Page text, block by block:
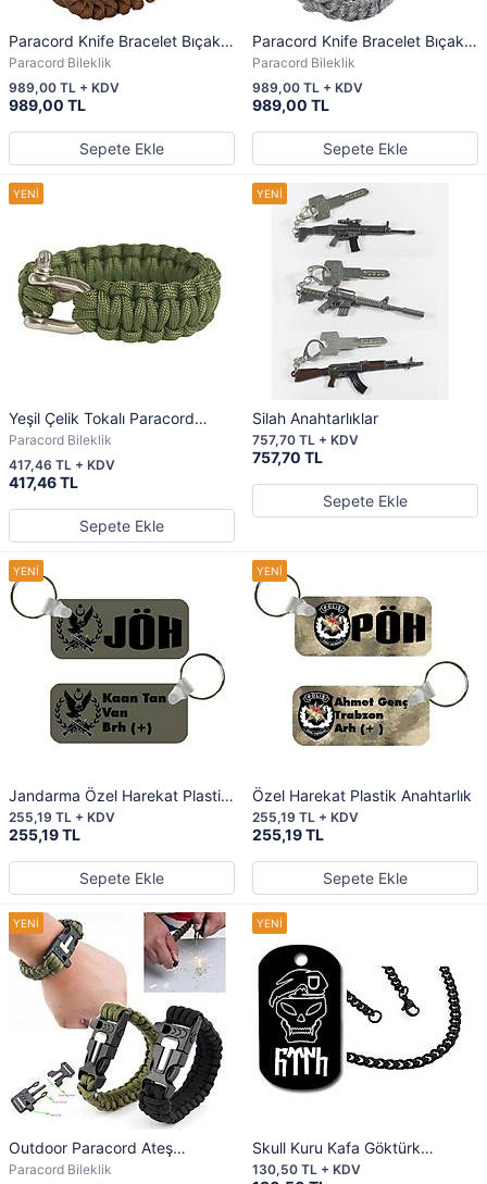
Paracord Knife Bracelet Bıçak
Bileklik Kahve
Paracord Bileklik
989,00 TL
989,00 TL + KDV
Sepete Ekle
Paracord Knife Bracelet Bıçak
Bileklik Acu
Paracord Bileklik
989,00 TL
989,00 TL + KDV
Sepete Ekle
Yeşil Çelik Tokalı Paracord
Bileklik
Paracord Bileklik
417,46 TL
417,46 TL + KDV
Sepete Ekle
Silah Anahtarlıklar
757,70 TL
757,70 TL + KDV
Sepete Ekle
Jandarma Özel Harekat Plastik
Anahtarlık
255,19 TL
255,19 TL + KDV
Sepete Ekle
Özel Harekat Plastik Anahtarlık
255,19 TL
255,19 TL + KDV
Sepete Ekle
Outdoor Paracord Ateş
Başlatıcı
Paracord Bileklik
Skull Kuru Kafa Göktürk
Tactical Künye
130,50 TL + KDV